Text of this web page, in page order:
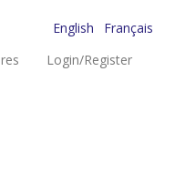
English
Français
Login/Register